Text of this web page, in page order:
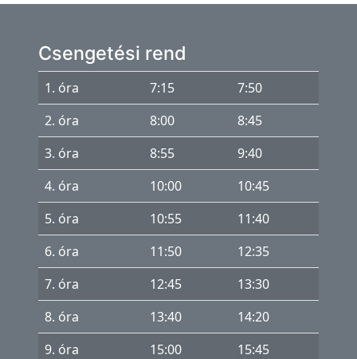
Csengetési rend
1. óra 7:15
7:50
2. óra
8:00
8:45
3. óra
8:55
9:40
4. óra
10:00
10:45
5. óra
10:55
11:40
6. óra
11:50
12:35
7. óra
12:45
13:30
8. óra
13:40
14:20
9. óra
15:00
15:45